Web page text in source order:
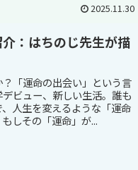
2025.11.30
：はちのじ先生が描
「運命の出会い」という言
ビュー、新しい生活。誰も
人生を変えるような「運命
しその「運命」が...